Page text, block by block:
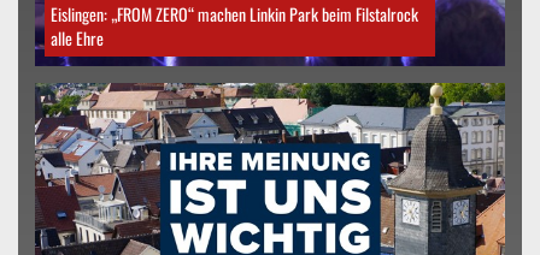
Eislingen: „FROM ZERO“ machen Linkin Park beim Filstalrock
alle Ehre